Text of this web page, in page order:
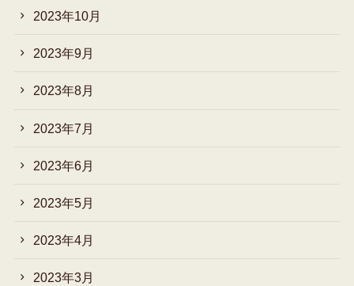
2023年10月
2023年9月
2023年8月
2023年7月
2023年6月
2023年5月
2023年4月
2023年3月